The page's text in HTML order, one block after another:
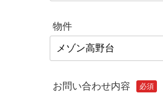
物件
お問い合わせ内容 必須